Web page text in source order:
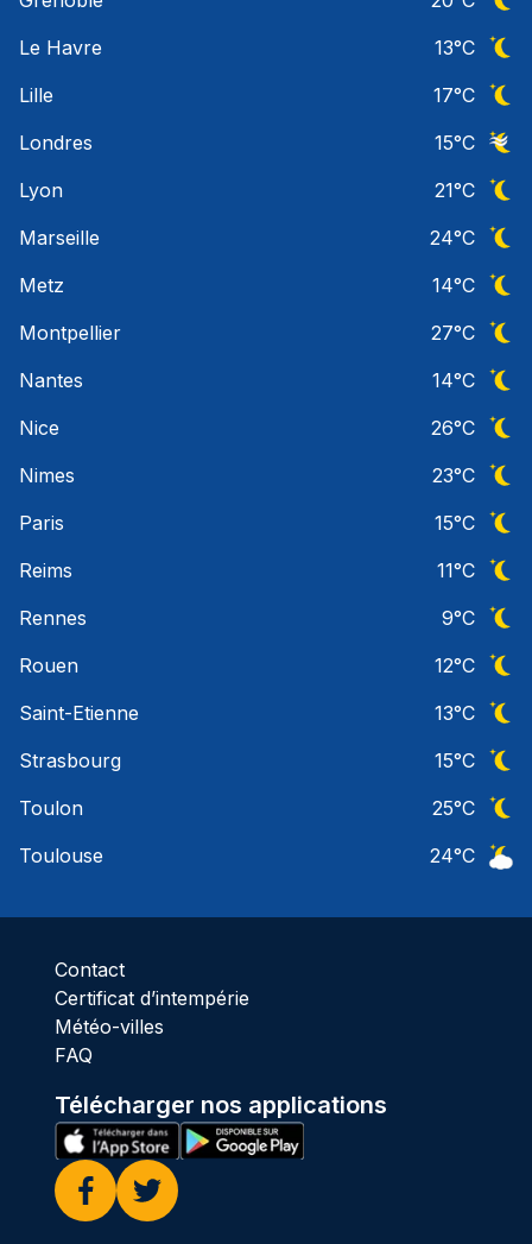
Le Havre
13°C
Lille
17°C
Londres
15°C
Lyon
21°C
Marseille
24°C
Metz
14°C
Montpellier
27°C
Nantes
14°C
Nice
26°C
Nimes
23°C
Paris
15°C
Reims
11°C
Rennes
9°C
Rouen
12°C
Saint-Etienne
13°C
Strasbourg
15°C
Toulon
25°C
Toulouse
24°C
Contact
Certificat d’intempérie
Météo-villes
FAQ
Télécharger nos applications
Facebook
Twitter